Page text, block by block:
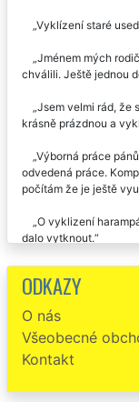
Vyklízení staré
Jménem mých
chválili. Ještě jednou
Jsem velmi rád, že
krásně prázdnou a
Výborná práce
odvedená práce.
počítám že je ještě
O vyklizení
dalo vytknout.
ODKAZY
O nás
Všeobecné
Kontakt